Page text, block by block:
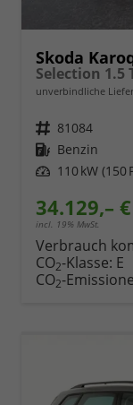
Skoda
unverbindliche
Fahrzeugnr. 81084
Kraftstoff Benzin
Leistung 110 kW (150
34.129,– €
incl. 19% MwSt.
Verbrauch
CO2-Klasse: E
CO2-